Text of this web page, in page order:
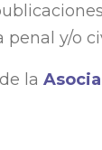
y/o
la